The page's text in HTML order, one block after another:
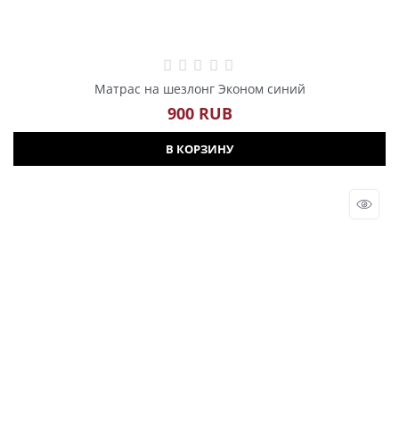
Матрас на шезлонг Эконом синий
900 RUB
В КОРЗИНУ